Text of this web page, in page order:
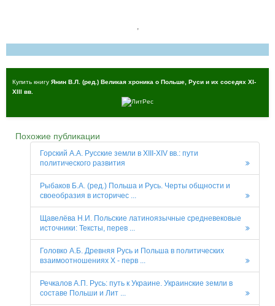
,
Купить книгу Янин В.Л. (ред.) Великая хроника о Польше, Руси и их соседях XI-
XIII вв.
Похожие публикации
Горский А.А. Русские земли в XIII-XIV вв.: пути
политического развития
Рыбаков Б.А. (ред.) Польша и Русь. Черты общности и
своеобразия в историчес ...
Щавелёва Н.И. Польские латиноязычные средневековые
источники: Тексты, перев ...
Головко А.Б. Древняя Русь и Польша в политических
взаимоотношениях X - перв ...
Речкалов А.П. Русь: путь к Украине. Украинские земли в
составе Польши и Лит ...